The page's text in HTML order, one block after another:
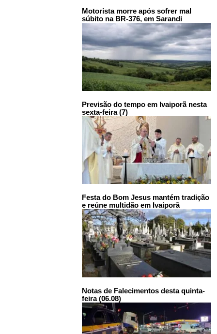
Motorista morre após sofrer mal
súbito na BR-376, em Sarandi
Previsão do tempo em Ivaiporã nesta
sexta-feira (7)
Festa do Bom Jesus mantém tradição
e reúne multidão em Ivaiporã
Notas de Falecimentos desta quinta-
feira (06.08)